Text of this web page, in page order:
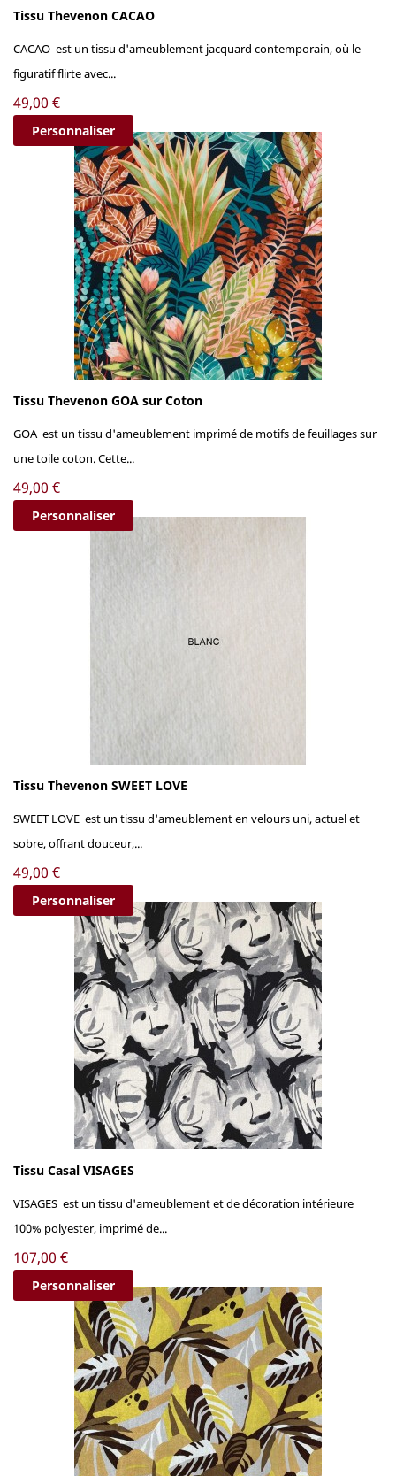
Tissu Thevenon CACAO
CACAO est un tissu d'ameublement jacquard contemporain, où le
figuratif flirte avec...
Prix
49,00 €
Personnaliser
Tissu Thevenon GOA sur Coton
GOA est un tissu d'ameublement imprimé de motifs de feuillages sur
une toile coton. Cette...
Prix
49,00 €
Personnaliser
Tissu Thevenon SWEET LOVE
SWEET LOVE est un tissu d'ameublement en velours uni, actuel et
sobre, offrant douceur,...
Prix
49,00 €
Personnaliser
Tissu Casal VISAGES
VISAGES est un tissu d'ameublement et de décoration intérieure
100% polyester, imprimé de...
Prix
107,00 €
Personnaliser